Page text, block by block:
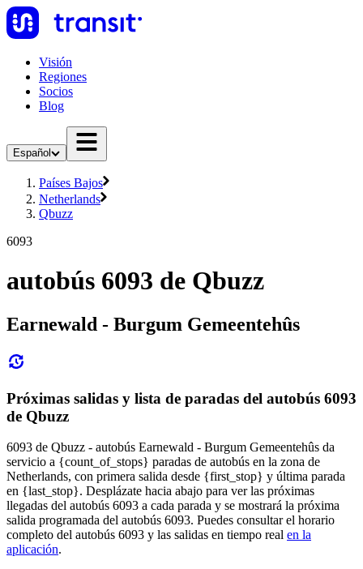
Visión
Regiones
Socios
Blog
Español
Países Bajos
Netherlands
Qbuzz
6093
autobús 6093 de Qbuzz
Earnewald - Burgum Gemeentehûs
Próximas salidas y lista de paradas del autobús 6093
de Qbuzz
6093 de Qbuzz - autobús Earnewald - Burgum Gemeentehûs da
servicio a {count_of_stops} paradas de autobús en la zona de
Netherlands, con primera salida desde {first_stop} y última parada
en {last_stop}. Desplázate hacia abajo para ver las próximas
llegadas del autobús 6093 a cada parada y se mostrará la próxima
salida programada del autobús 6093. Puedes consultar el horario
completo del autobús 6093 y las salidas en tiempo real en la
aplicación.